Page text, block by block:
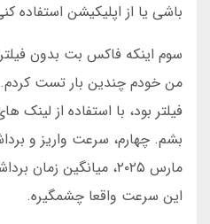
باشی یا از اپلیکیشن استفاده
سوم اینکه فاکس بت بدون
من خودم چندین بار تست
فیلتر بود، با استفاده از لینک
بشم. چهارم، سرعت واریز و
این سرعت واقعا چشمگیره.